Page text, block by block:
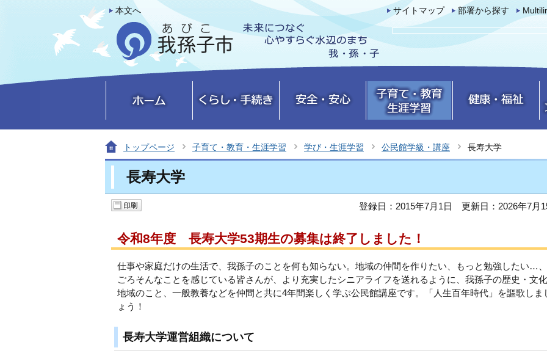
本文へ サイトマップ 部署から探す
トップページ 子育て・教育・生涯学習 学び・生涯学習 公民館学級・講座 長寿大学
長寿大学
登録日：2015年7月1日 更新日：2026年7月
令和8年度 長寿大学53期生の募集は終了しました！
仕事や家庭だけの生活で、我孫子のことを何も知らない。地域の仲間を作りたい、もっと勉強したい…
ごろそんなことを感じている皆さんが、より充実したシニアライフを送れるように、我孫子の歴史・文
地域のこと、一般教養などを仲間と共に4年間楽しく学ぶ公民館講座です。「人生百年時代」を謳歌しま
ょう！
長寿大学運営組織について